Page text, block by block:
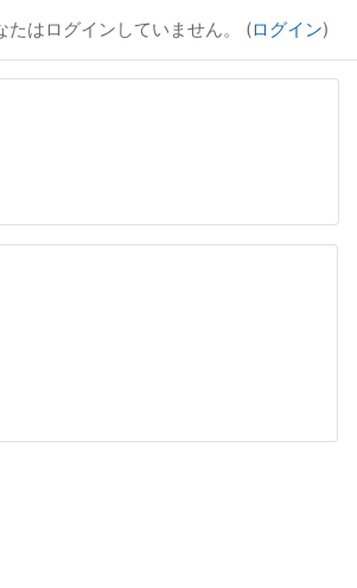
たはログインしていません。 (ログイン)